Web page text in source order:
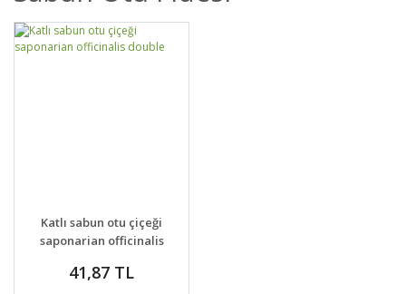
DETAYLAR
VER
Katlı sabun otu çiçeği
saponarian officinalis
41,87 TL